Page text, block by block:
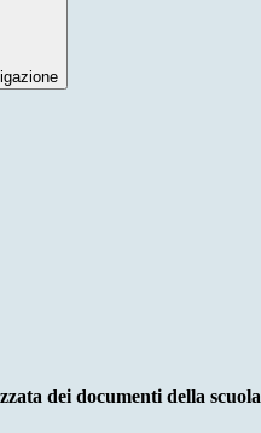
dei documenti della scuola